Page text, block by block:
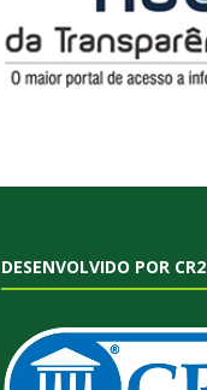
DESENVOLVIDO POR CR2